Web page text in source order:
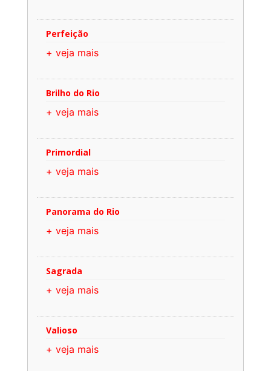
Perfeição
+ veja mais
Brilho do Rio
+ veja mais
Primordial
+ veja mais
Panorama do Rio
+ veja mais
Sagrada
+ veja mais
Valioso
+ veja mais